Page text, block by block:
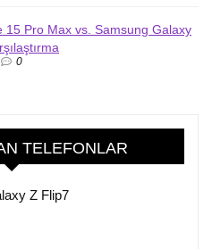
15 Pro Max vs. Samsung Galaxy
0
TELEFONLAR
Z Flip7